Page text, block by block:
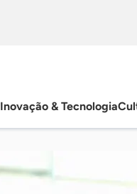
Inovação & Tecnologia